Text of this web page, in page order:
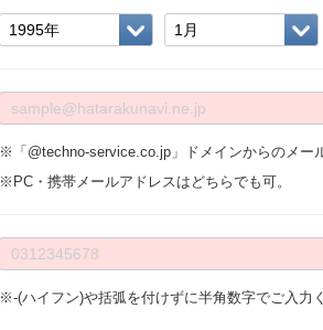
※「@techno-service.co.jp」ドメインからのメー
※PC・携帯メールアドレスはどちらでも可。
※-(ハイフン)や括弧を付けずに半角数字でご入力